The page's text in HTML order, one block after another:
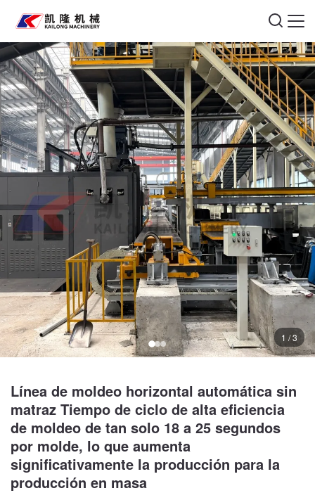
1 / 3
Línea de moldeo horizontal automática sin
matraz Tiempo de ciclo de alta eficiencia
de moldeo de tan solo 18 a 25 segundos
por molde, lo que aumenta
significativamente la producción para la
producción en masa